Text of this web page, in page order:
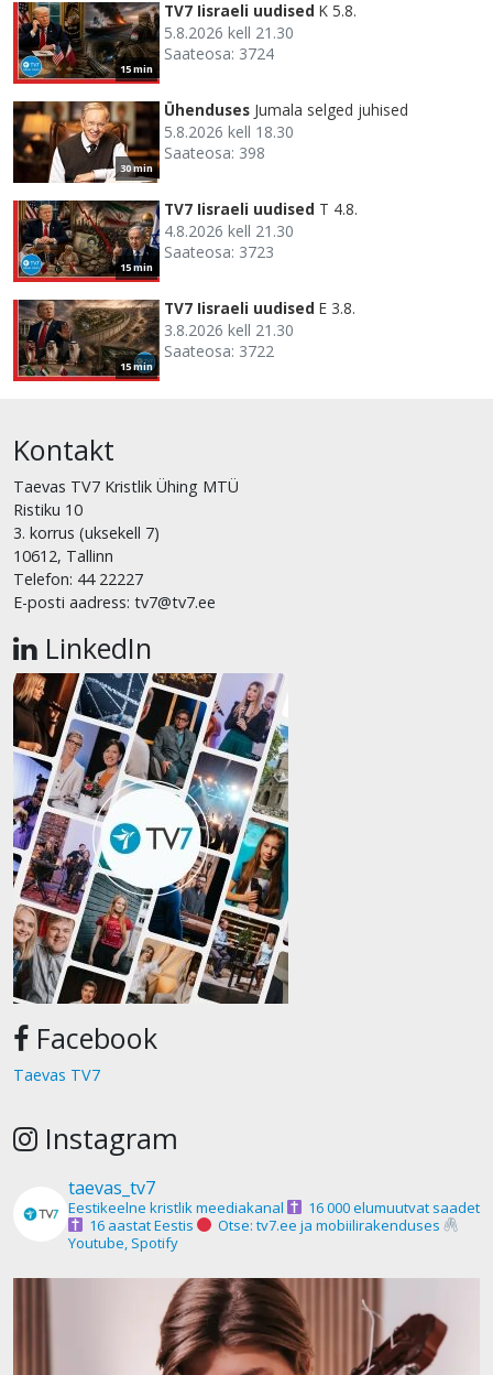
15 min
TV7 Iisraeli uudised K 5.8.
5.8.2026 kell 21.30
Saateosa: 3724
30 min
Ühenduses Jumala selged juhised
5.8.2026 kell 18.30
Saateosa: 398
15 min
TV7 Iisraeli uudised T 4.8.
4.8.2026 kell 21.30
Saateosa: 3723
15 min
TV7 Iisraeli uudised E 3.8.
3.8.2026 kell 21.30
Saateosa: 3722
Kontakt
Taevas TV7 Kristlik Ühing MTÜ
Ristiku 10
3. korrus (uksekell 7)
10612, Tallinn
Telefon: 44 22227
E-posti aadress: tv7@tv7.ee
LinkedIn
Facebook
Taevas TV7
Instagram
taevas_tv7
Eestikeelne kristlik meediakanal
16 000 elumuutvat saadet
16 aastat Eestis
Otse: tv7.ee ja mobiilirakenduses
Youtube, Spotify